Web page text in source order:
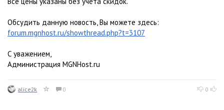
Обсудить данную новость, Вы можете здесь:
forum.mgnhost.ru/showthread.php?t=3107
С уважением,
Администрация MGNHost.ru
alice2k 0 0